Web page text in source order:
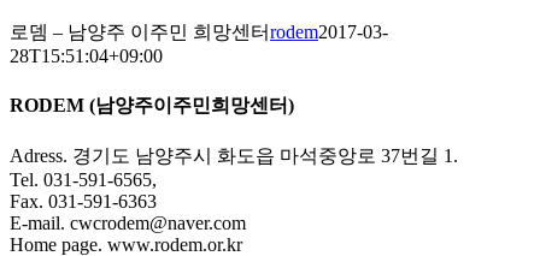
로뎀 – 남양주 이주민 희망센터rodem2017-03-
28T15:51:04+09:00
RODEM (남양주이주민희망센터)
Adress. 경기도 남양주시 화도읍 마석중앙로 37번길 1.
Tel. 031-591-6565,
Fax. 031-591-6363
E-mail. cwcrodem@naver.com
Home page. www.rodem.or.kr